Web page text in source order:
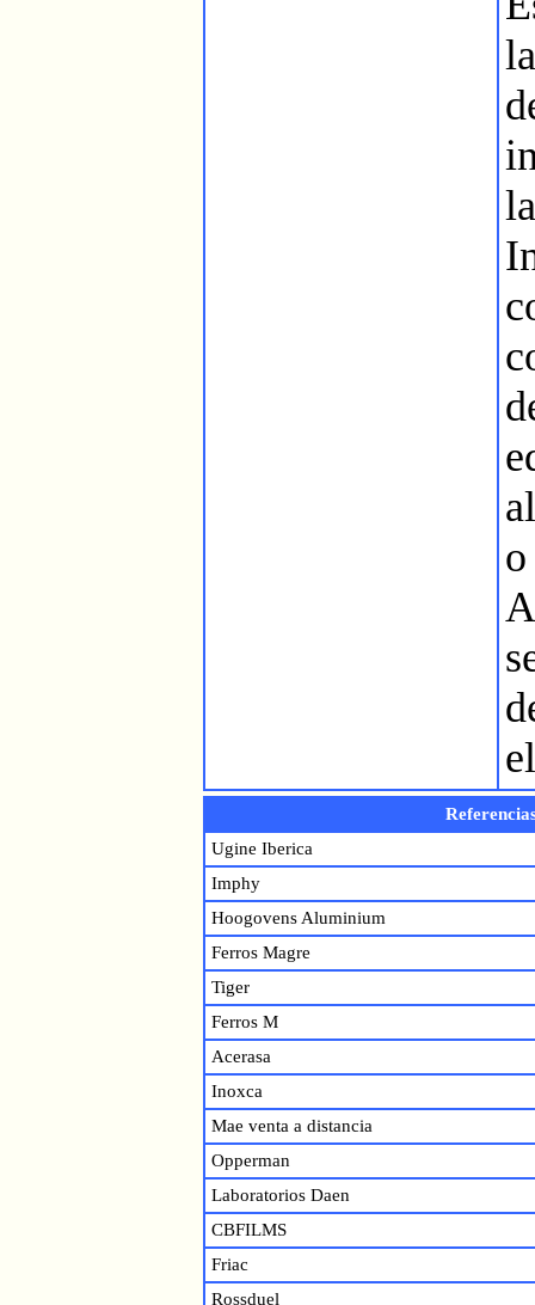
Ugine Iberica
Imphy
Hoogovens Aluminium
Ferros Magre
Tiger
Ferros M
Acerasa
Inoxca
Mae venta a distancia
Opperman
Laboratorios Daen
CBFILMS
Friac
Rossduel